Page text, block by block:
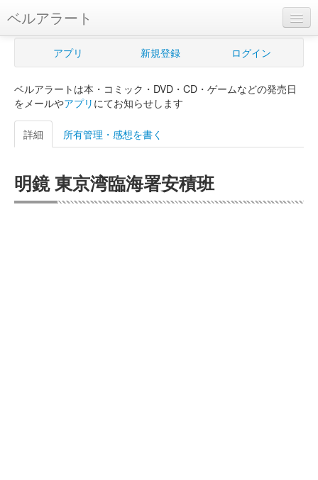
ベルアラート
ベルアラートとは
新規登録
ログイン
購入管理
アプリ 新規登録 ログイン
ベルアラートは本・コミック・DVD・CD・ゲームなどの発売日
をメールやアプリ にてお知らせします
詳細 所有管理・感想を書く
明鏡 東京湾臨海署安積班